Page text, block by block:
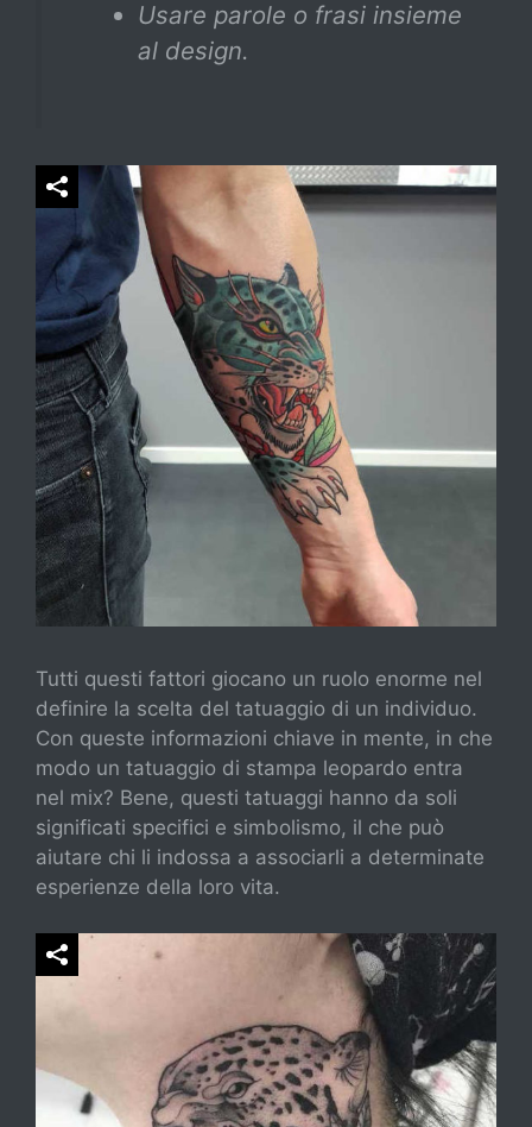
Usare parole o frasi insieme
al design.
Tutti questi fattori giocano un ruolo enorme nel
definire la scelta del tatuaggio di un individuo.
Con queste informazioni chiave in mente, in che
modo un tatuaggio di stampa leopardo entra
nel mix? Bene, questi tatuaggi hanno da soli
significati specifici e simbolismo, il che può
aiutare chi li indossa a associarli a determinate
esperienze della loro vita.